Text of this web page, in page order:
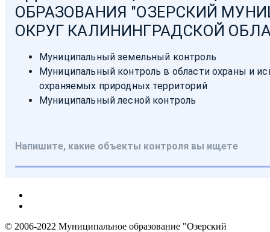
© 2006-2022 Муниципальное образование "Озерский